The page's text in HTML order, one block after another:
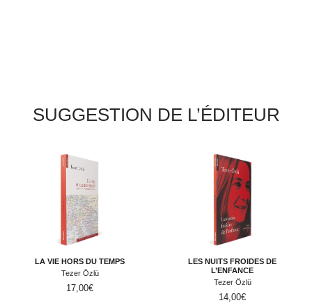
SUGGESTION DE L’ÉDITEUR
LA VIE HORS DU TEMPS
Tezer Özlü
17,00€
LES NUITS FROIDES DE
L’ENFANCE
Tezer Özlü
14,00€